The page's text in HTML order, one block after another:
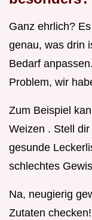
Ganz ehrlich?
genau, was drin
Bedarf
Problem, wir
Zum Beispiel
Weizen . Stell
gesunde
schlechtes
Na, neugierig
Zutaten checken!